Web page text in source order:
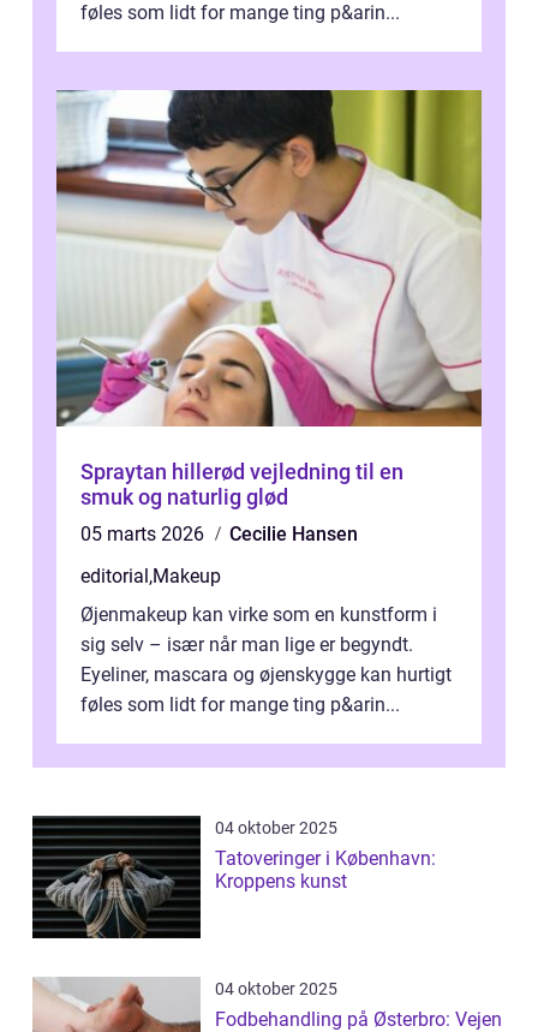
føles som lidt for mange ting p&arin...
Spraytan hillerød vejledning til en
smuk og naturlig glød
05 marts 2026
Cecilie Hansen
editorial ,Makeup
Øjenmakeup kan virke som en kunstform i
sig selv – især når man lige er begyndt.
Eyeliner, mascara og øjenskygge kan hurtigt
føles som lidt for mange ting p&arin...
04 oktober 2025
Tatoveringer i København:
Kroppens kunst
04 oktober 2025
Fodbehandling på Østerbro: Vejen